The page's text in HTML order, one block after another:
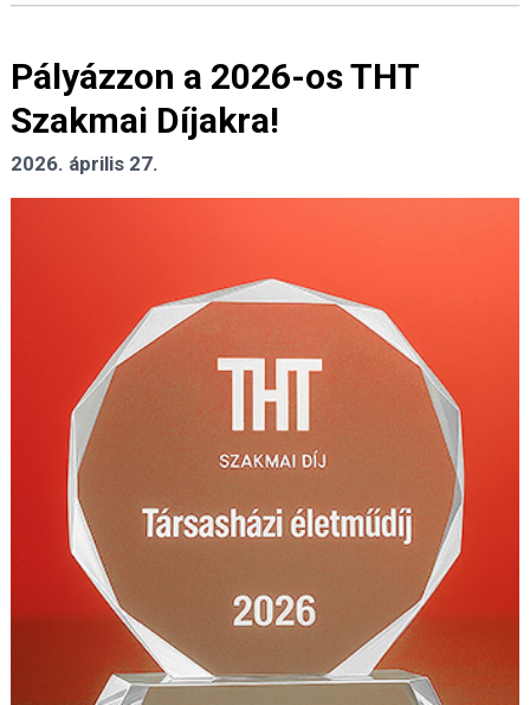
Pályázzon a 2026-os THT
Szakmai Díjakra!
2026. április 27.